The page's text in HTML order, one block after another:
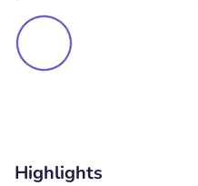
Highlights